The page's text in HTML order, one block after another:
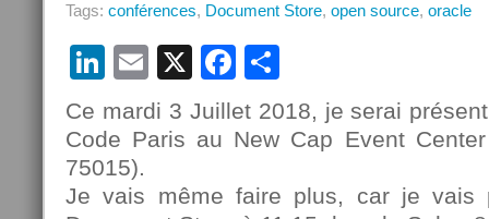
Tags: conférences, Document Store, open source, oracle
LinkedIn
Email
X Facebook
Ce mardi 3 Juillet 2018, je serai
Code Paris au New Cap Event
75015).
Je vais même faire plus, car je vais